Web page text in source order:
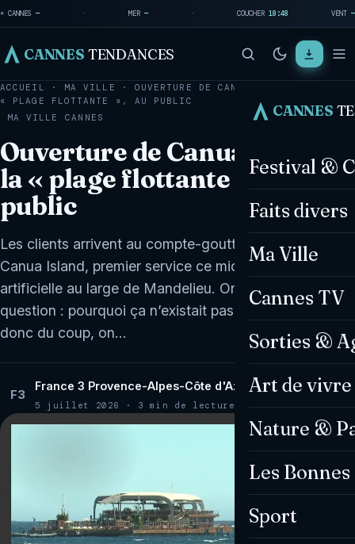
☀ CANNES — · MER— · COUCHER18:48 VENT —
CANNES TENDANCES
CANNES
Festival &
Faits divers
Ma Ville
Cannes TV
Sorties &
Art de vivre
Nature &
Les
Sport
ACCUEIL · MA VILLE · OUVERTURE DE CANUA ISLAND, LA
« PLAGE FLOTTANTE », AU PUBLIC
MA VILLE
CANNES
Ouverture de Canua Island,
la « plage flottante », au
public
Les clients arrivent au compte-gouttes à bord du
Canua Island, premier service ce midi sur cette île
artificielle au large de Mandelieu. On s’est posé la
question : pourquoi ça n’existait pas en France ? Voilà,
donc du coup, on…
F3
France 3 Provence-Alpes-Côte d'Azur
5 juillet 2026 · 3 min de lecture